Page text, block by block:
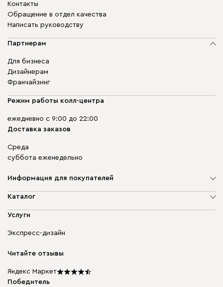
Контакты
Обращение в отдел качества
Написать руководству
Партнерам
Для бизнеса
Дизайнерам
Франчайзинг
Режим работы колл-центра
ежедневно с 9:00 до 22:00
Доставка заказов
Среда
суббота еженедельно
Информация для покупателей
О компании
Доставка и оплата
диван.клуб
Карьера
Подарочные сертификаты
Мы в прессе
Каталог
Мягкая мебель
Бескаркасная мебель
Столы и стулья
Услуги
Экспресс-дизайн
Читайте отзывы
Яндекс Маркет
Победитель